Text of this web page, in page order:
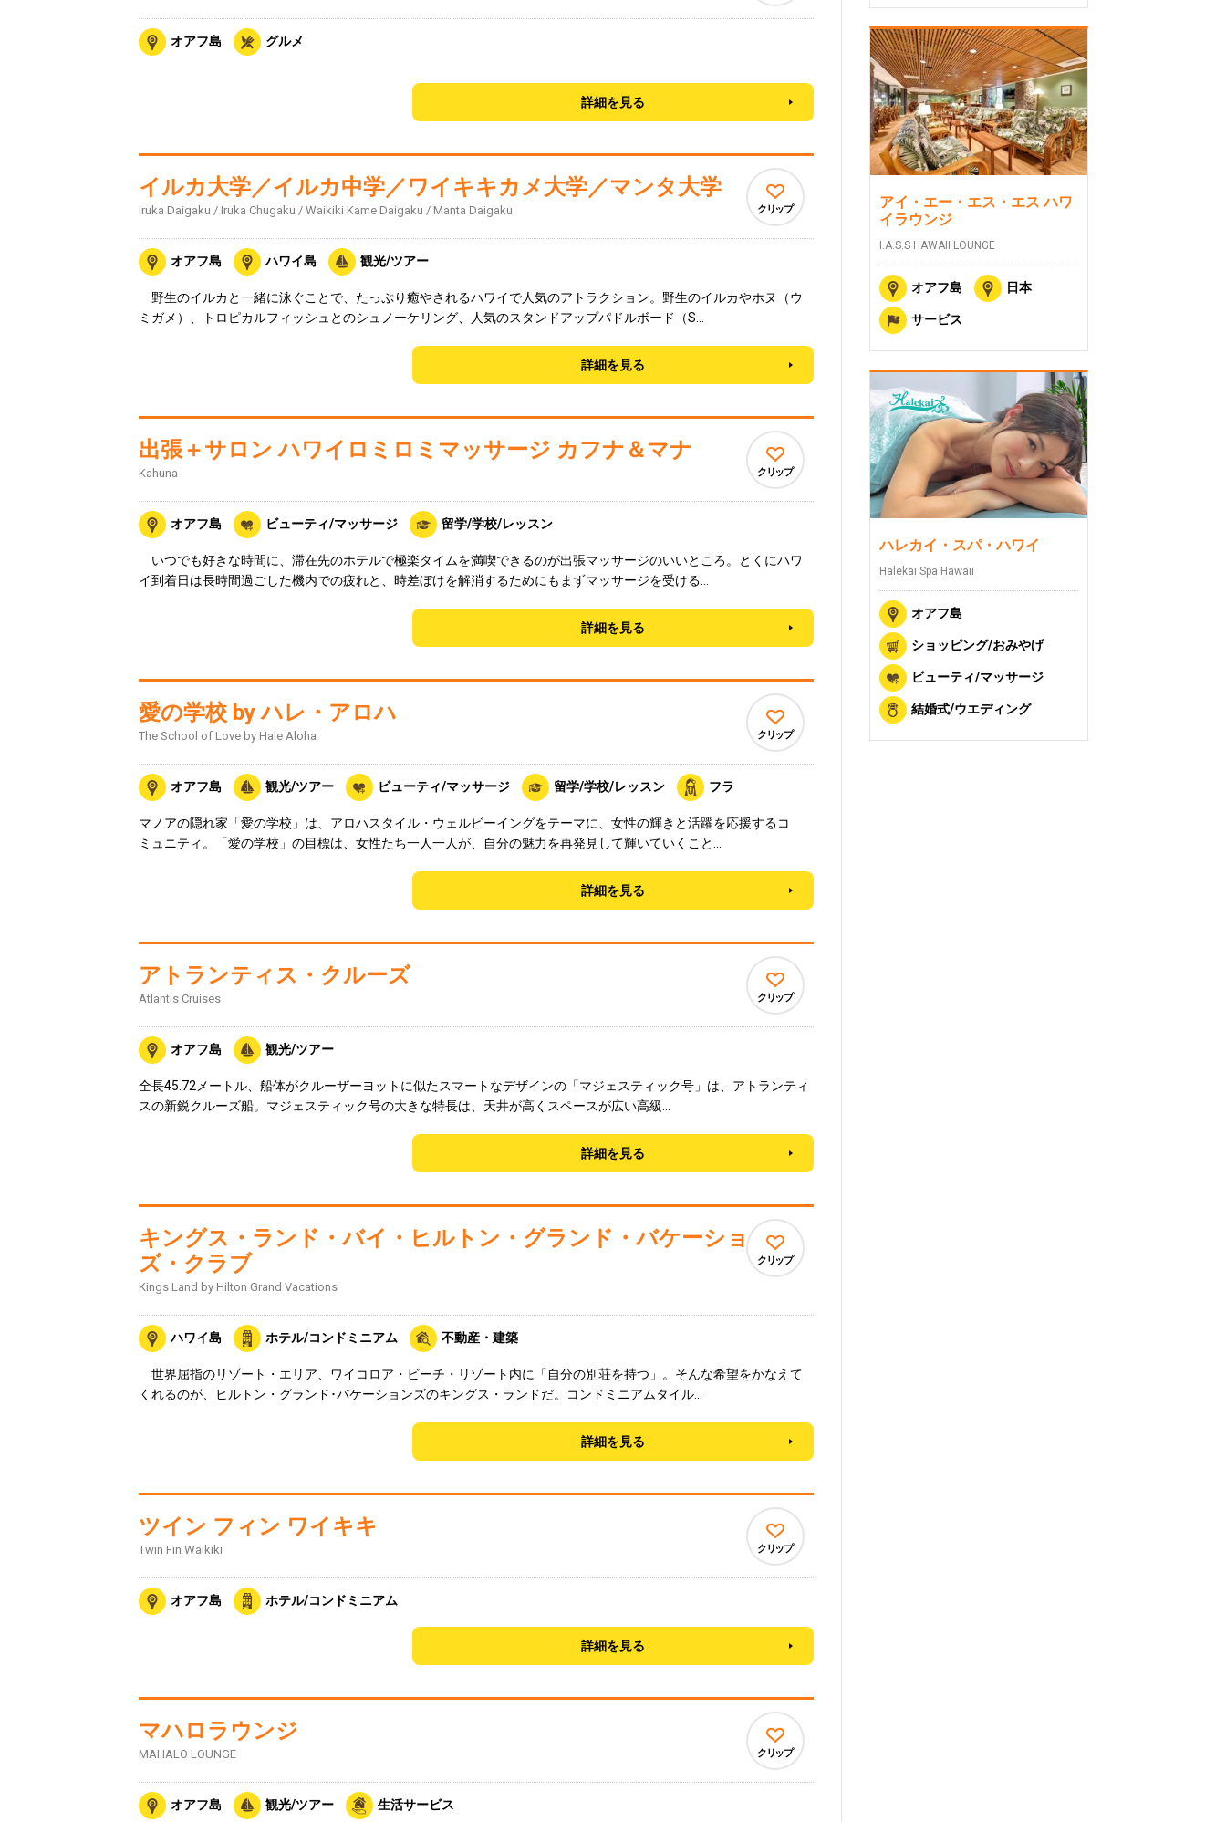
オアフ島 グルメ
詳細を見る
イルカ大学／イルカ中学／ワイキキカメ大学／マンタ大学
Iruka Daigaku / Iruka Chugaku / Waikiki Kame Daigaku / Manta Daigaku クリップ
オアフ島 ハワイ島 観光/ツアー
野生のイルカと一緒に泳ぐことで、たっぷり癒やされるハワイで人気のアトラクション。野生のイルカやホヌ（ウ
ミガメ）、トロピカルフィッシュとのシュノーケリング、人気のスタンドアップパドルボード（S…
詳細を見る
出張＋サロン ハワイロミロミマッサージ カフナ＆マナ
Kahuna クリップ
オアフ島 ビューティ/マッサージ 留学/学校/レッスン
いつでも好きな時間に、滞在先のホテルで極楽タイムを満喫できるのが出張マッサージのいいところ。とくにハワ
イ到着日は長時間過ごした機内での疲れと、時差ぼけを解消するためにもまずマッサージを受ける…
詳細を見る
愛の学校 by ハレ・アロハ
The School of Love by Hale Aloha クリップ
オアフ島 観光/ツアー ビューティ/マッサージ 留学/学校/レッスン フラ
マノアの隠れ家「愛の学校」は、アロハスタイル・ウェルビーイングをテーマに、女性の輝きと活躍を応援するコ
ミュニティ。「愛の学校」の目標は、女性たち一人一人が、自分の魅力を再発見して輝いていくこと…
詳細を見る
アトランティス・クルーズ
Atlantis Cruises クリップ
オアフ島 観光/ツアー
全長45.72メートル、船体がクルーザーヨットに似たスマートなデザインの「マジェスティック号」は、アトランティ
スの新鋭クルーズ船。マジェスティック号の大きな特長は、天井が高くスペースが広い高級…
詳細を見る
キングス・ランド・バイ・ヒルトン・グランド・バケーション
ズ・クラブ
Kings Land by Hilton Grand Vacations
クリップ
ハワイ島 ホテル/コンドミニアム 不動産・建築
世界屈指のリゾート・エリア、ワイコロア・ビーチ・リゾート内に「自分の別荘を持つ」。そんな希望をかなえて
くれるのが、ヒルトン・グランド･バケーションズのキングス・ランドだ。コンドミニアムタイル…
詳細を見る
ツイン フィン ワイキキ
Twin Fin Waikiki クリップ
オアフ島 ホテル/コンドミニアム
詳細を見る
マハロラウンジ
MAHALO LOUNGE クリップ
オアフ島 観光/ツアー 生活サービス
アイ・エー・エス・エス ハワ
イラウンジ
I.A.S.S HAWAII LOUNGE
オアフ島 日本
サービス
ハレカイ・スパ・ハワイ
Halekai Spa Hawaii
オアフ島
ショッピング/おみやげ
ビューティ/マッサージ
結婚式/ウエディング